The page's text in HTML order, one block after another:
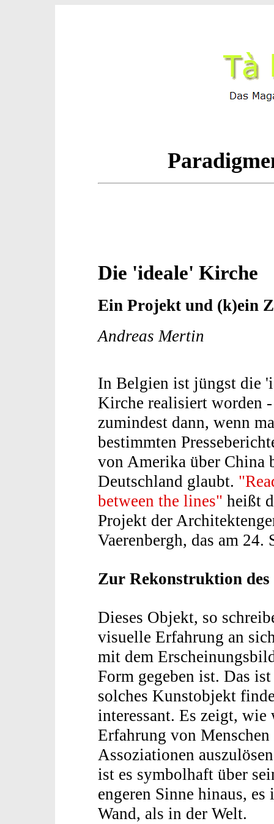
Die 'ideale' Kirche
Ein Projekt und (k)ein
Andreas Mertin
In Belgien ist jüngst die
Kirche realisiert worden -
zumindest dann, wenn
bestimmten
von Amerika über China
Deutschland glaubt.
between the lines" heißt
Projekt der
Vaerenbergh, das am
Zur Rekonstruktion
Dieses Objekt, so
visuelle Erfahrung an
mit dem
Form gegeben ist. Das
solches Kunstobjekt
interessant. Es zeigt,
Erfahrung von
Assoziationen
ist es symbolhaft über
engeren Sinne hinaus,
Wand, als in der Welt.